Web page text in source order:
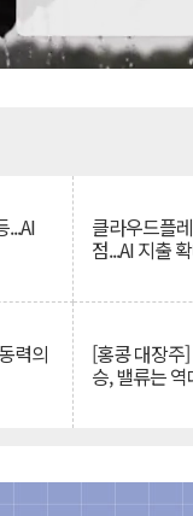
...AI 클라우드플
점...AI 지출
력의 [홍콩 대장
승, 밸류는